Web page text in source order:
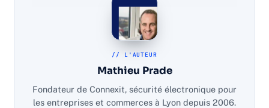
// L'AUTEUR
Mathieu Prade
Fondateur de Connexit, sécurité électronique pour
les entreprises et commerces à Lyon depuis 2006.